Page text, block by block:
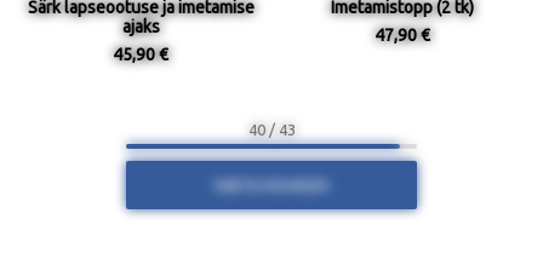
Särk lapseootuse ja imetamise
ajaks
45,90 €
Imetamistopp (2 tk)
47,90 €
40 / 43